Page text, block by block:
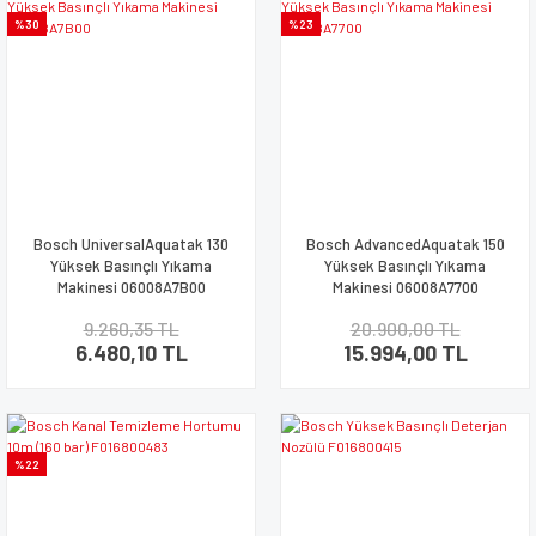
%30
Bosch UniversalAquatak 130
Yüksek Basınçlı Yıkama
Makinesi 06008A7B00
9.260,35 TL
6.480,10 TL
%23
Bosch AdvancedAquatak 150
Yüksek Basınçlı Yıkama
Makinesi 06008A7700
20.900,00 TL
15.994,00 TL
%22